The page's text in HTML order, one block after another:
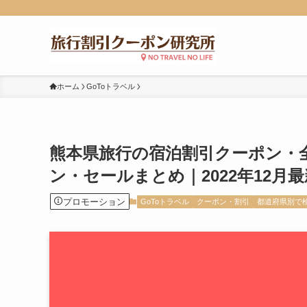
ホーム GoToトラベル
熊本県旅行の宿泊割引クーポン
ン・セールまとめ｜2022年12月
プロモーション GoToトラベル クーポン・割引 都道府県別で